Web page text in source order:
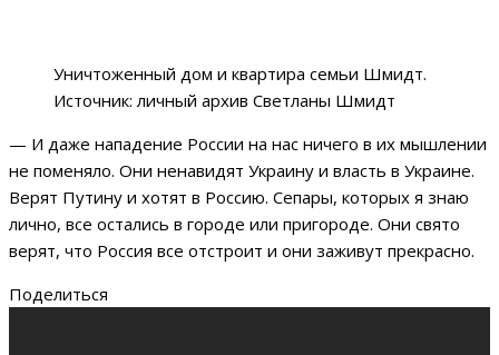
Уничтоженный дом и квартира семьи Шмидт.
Источник: личный архив Светланы Шмидт
— И даже нападение России на нас ничего в их мышлении
не поменяло. Они ненавидят Украину и власть в Украине.
Верят Путину и хотят в Россию. Сепары, которых я знаю
лично, все остались в городе или пригороде. Они свято
верят, что Россия все отстроит и они заживут прекрасно.
Поделиться